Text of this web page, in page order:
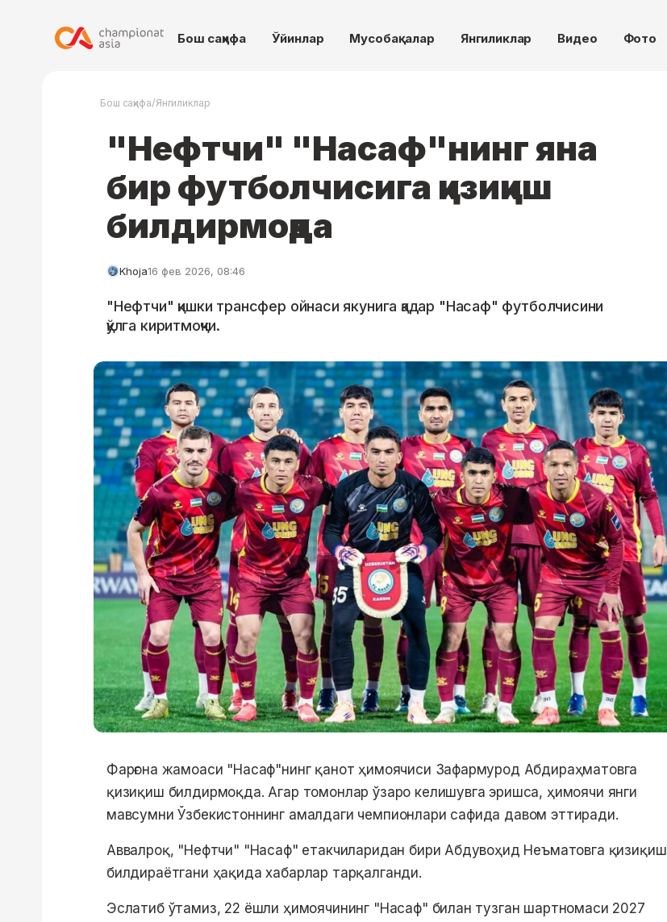
Бош саҳифа Ўйинлар Мусобақалар Янгиликлар Видео Фото
Бош саҳифа/Янгиликлар
"Нефтчи" "Насаф"нинг яна
бир футболчисига қизиқиш
билдирмоқда
Khoja16 фев 2026, 08:46
"Нефтчи" қишки трансфер ойнаси якунига қадар "Насаф" футболчисини
қўлга киритмоқчи.
Фарғона жамоаси "Насаф"нинг қанот ҳимоячиси Зафармурод Абдираҳматовга
қизиқиш билдирмоқда. Агар томонлар ўзаро келишувга эришса, ҳимоячи янги
мавсумни Ўзбекистоннинг амалдаги чемпионлари сафида давом эттиради.
Аввалроқ, "Нефтчи" "Насаф" етакчиларидан бири Абдувоҳид Неъматовга қизиқиш
билдираётгани ҳақида хабарлар тарқалганди.
Эслатиб ўтамиз, 22 ёшли ҳимоячининг "Насаф" билан тузган шартномаси 2027